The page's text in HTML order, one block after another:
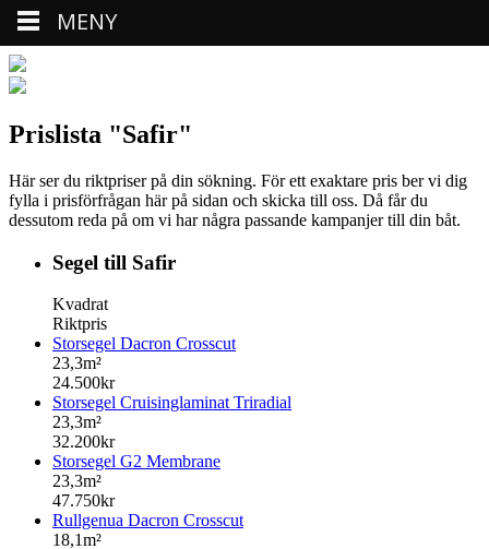
Prislista "Safir"
Här ser du riktpriser på din sökning. För ett exaktare pris ber vi dig
fylla i prisförfrågan här på sidan och skicka till oss. Då får du
dessutom reda på om vi har några passande kampanjer till din båt.
Segel till Safir
Kvadrat
Riktpris
Storsegel Dacron Crosscut
23,3m²
24.500kr
Storsegel Cruisinglaminat Triradial
23,3m²
32.200kr
Storsegel G2 Membrane
23,3m²
47.750kr
Rullgenua Dacron Crosscut
18,1m²
MENY